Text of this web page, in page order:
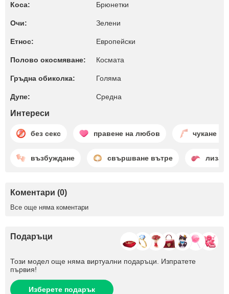
Коса: Брюнетки
Очи: Зелени
Етнос: Европейски
Полово окосмяване: Космата
Гръдна обиколка: Голяма
Дупе: Среднa
Интереси
без секс правене на любов чукане на
възбуждане свършване вътре
Коментари (0)
Все още няма коментари
Подаръци
Този модел още няма виртуални подаръци. Изпратете
първия!
Изберете подарък